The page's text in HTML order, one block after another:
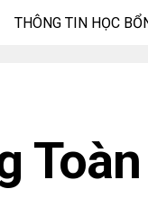
THÔNG TIN HỌC